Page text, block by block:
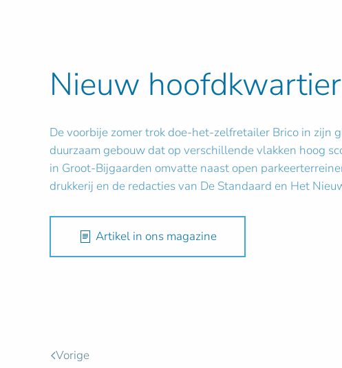
Nieuw
De voorbije zomer trok doe-het-zelfretailer Brico in
duurzaam gebouw dat op verschillende vlakken hoog
in Groot-Bijgaarden omvatte naast open
drukkerij en de redacties van De Standaard en Het
Artikel in ons magazine
Vorige